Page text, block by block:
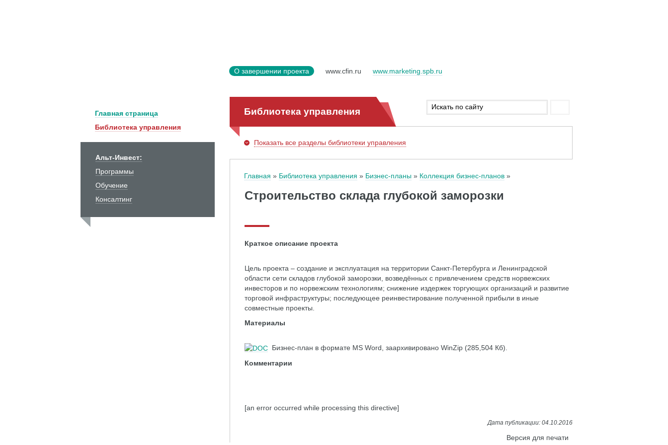
О завершении проекта www.cfin.ru www.marketing.spb.ru
Главная страница
Библиотека управления
Альт-Инвест:
Программы
Обучение
Консалтинг
Библиотека управления
Показать все разделы библиотеки управления
Главная Библиотека управления Бизнес-планы Коллекция бизнес-планов
Строительство склада глубокой заморозки
Краткое описание проекта
Цель проекта – создание и эксплуатация на территории Санкт-Петербурга и Ленинградской
области сети складов глубокой заморозки, возведённых с привлечением средств норвежских
инвесторов и по норвежским технологиям; снижение издержек торгующих организаций и развитие
торговой инфраструктуры; последующее реинвестирование полученной прибыли в иные
совместные проекты.
Материалы
Бизнес-план в формате MS Word, заархивировано WinZip (285,504 Кб).
Комментарии
[an error occurred while processing this directive]
Версия для печати